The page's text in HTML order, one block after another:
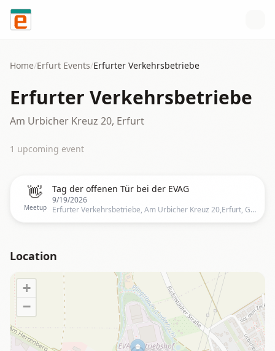
Skip to content
Home/Erfurt Events/Erfurter Verkehrsbetriebe
Erfurter Verkehrsbetriebe
Am Urbicher Kreuz 20, Erfurt
1 upcoming event
👋
Meetup
Tag der offenen Tür bei der EVAG
9/19/2026
Erfurter Verkehrsbetriebe, Am Urbicher Kreuz 20,Erfurt, Germany, Erfurt
Location
+
−